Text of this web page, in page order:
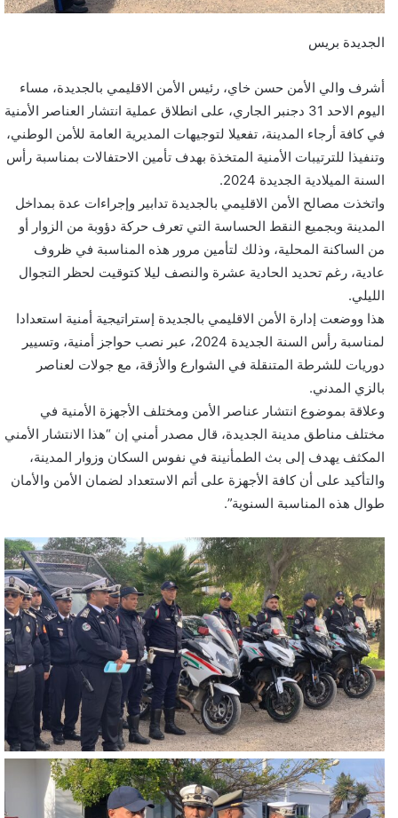
ت
ي
ا
الجديدة بريس
أشرف والي الأمن حسن خاي، رئيس الأمن الاقليمي بالجديدة، مساء
اليوم الاحد 31 دجنبر الجاري، على انطلاق عملية انتشار العناصر الأمنية
في كافة أرجاء المدينة، تفعيلا لتوجيهات المديرية العامة للأمن الوطني،
وتنفيذا للترتيبات الأمنية المتخذة بهدف تأمين الاحتفالات بمناسبة رأس
السنة الميلادية الجديدة 2024.
واتخذت مصالح الأمن الاقليمي بالجديدة تدابير وإجراءات عدة بمداخل
المدينة وبجميع النقط الحساسة التي تعرف حركة دؤوبة من الزوار أو
من الساكنة المحلية، وذلك لتأمين مرور هذه المناسبة في ظروف
عادية، رغم تحديد الحادية عشرة والنصف ليلا كتوقيت لحظر التجوال
الليلي.
هذا ووضعت إدارة الأمن الاقليمي بالجديدة إستراتيجية أمنية استعدادا
لمناسبة رأس السنة الجديدة 2024، عبر نصب حواجز أمنية، وتسيير
دوريات للشرطة المتنقلة في الشوارع والأزقة، مع جولات لعناصر
بالزي المدني.
وعلاقة بموضوع انتشار عناصر الأمن ومختلف الأجهزة الأمنية في
مختلف مناطق مدينة الجديدة، قال مصدر أمني إن “هذا الانتشار الأمني
المكثف يهدف إلى بث الطمأنينة في نفوس السكان وزوار المدينة،
والتأكيد على أن كافة الأجهزة على أتم الاستعداد لضمان الأمن والأمان
طوال هذه المناسبة السنوية”.